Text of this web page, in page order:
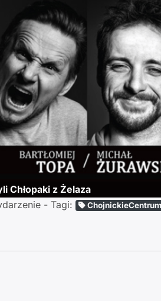
Chłopaki z Żelaza
- Tagi: